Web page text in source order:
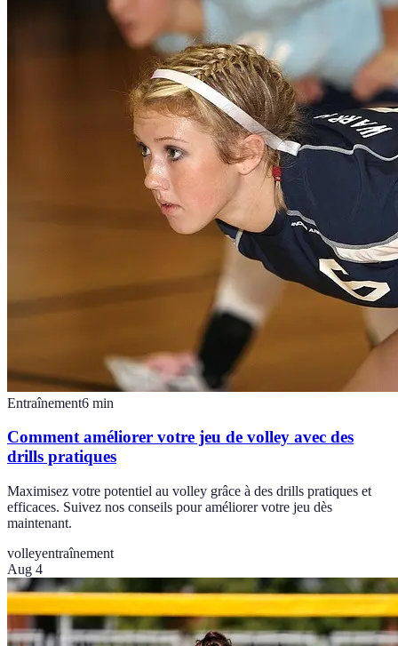
Entraînement6 min
Comment améliorer votre jeu de volley avec des
drills pratiques
Maximisez votre potentiel au volley grâce à des drills pratiques et
efficaces. Suivez nos conseils pour améliorer votre jeu dès
maintenant.
volleyentraînement
Aug 4